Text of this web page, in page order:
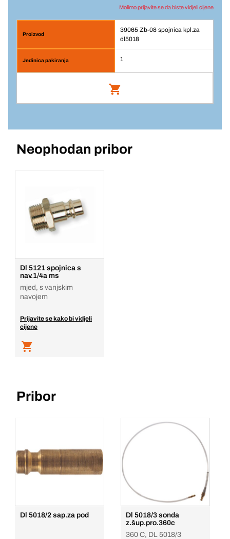
Molimo prijavite se da biste vidjeli cijene
39065 Zb-08 spojnica kpl.za
dl5018
1
Br. artikla: 39065
Dodaj u košaricu
Neophodan pribor
Dl 5121 spojnica s
nav.1/4a ms
mjed, s vanjskim
navojem
Prijavite se kako bi vidjeli
cijene
Pribor
Dl 5018/2 sap.za pod
Dl 5018/3 sonda
z.šup.pro.360c
360 C, DL 5018/3